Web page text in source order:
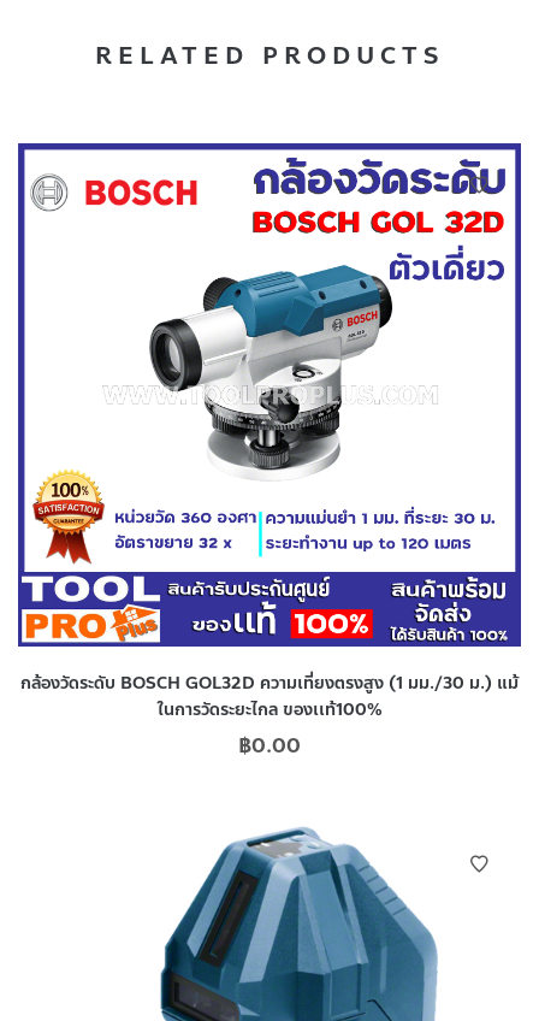
RELATED PRODUCTS
กล้องวัดระดับ BOSCH GOL32D ความเที่ยงตรงสูง (1 มม./30 ม.) แม้
ในการวัดระยะไกล ของเเท้100%
฿0.00